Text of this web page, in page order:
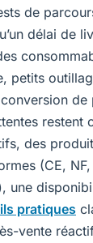
de
délai de
petits
de
restent
des
(CE,
une
pratiques
vente